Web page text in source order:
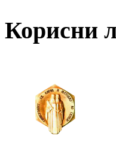
Корисни